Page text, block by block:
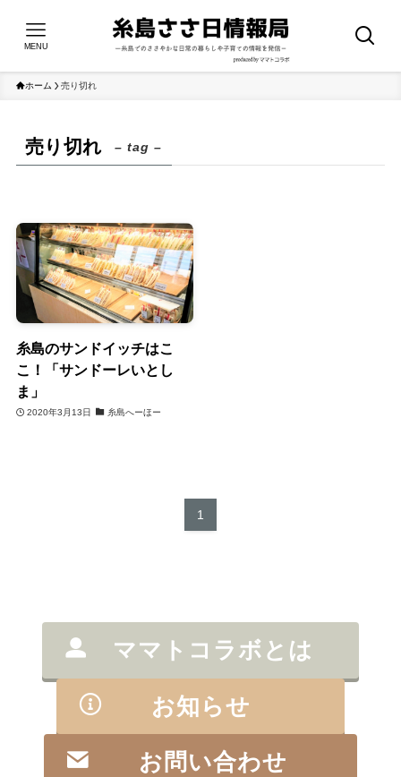
MENU
ホーム 売り切れ
売り切れ – tag –
糸島のサンドイッチはこ
こ！「サンドーレいとし
ま」
2020年3月13日 糸島へーほー
1
ママトコラボとは
お知らせ
お問い合わせ